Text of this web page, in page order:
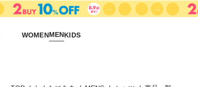
WOMENMENKIDS